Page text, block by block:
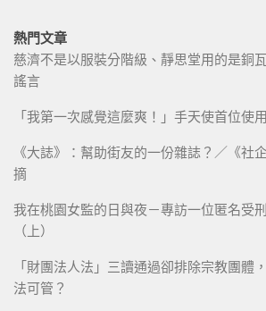
熱門文章
慈濟不是以服裝分階級、靜思堂用的是銅
謠言
「我第一次感覺這麼爽！」手天使首位使
《大誌》：幫助街友的一份雜誌？／《社
摘
我在桃園女監的日與夜－專訪一位匿名受
（上）
「財團法人法」三讀通過卻排除宗教團體
法可管？